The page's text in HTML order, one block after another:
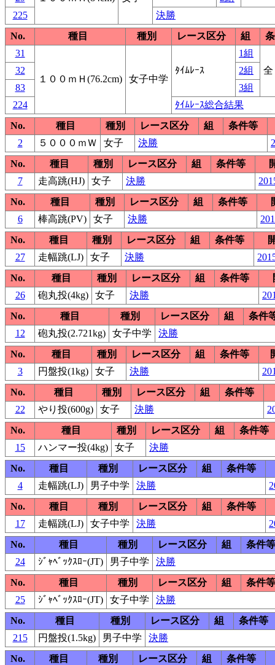
225
決勝
No.
種目 種別 レース区分 組
31
１００ｍＨ(76.2cm) 女子中学
ﾀｲﾑﾚｰｽ
1組
全
32
2組
83
3組
224
ﾀｲﾑﾚｰｽ総合結果
No.
種目 種別 レース区分 組
条件等
2
５０００ｍＷ 女子 決勝
No.
種目 種別 レース区分 組 条件等
7
走高跳(HJ) 女子 決勝
No.
種目 種別 レース区分 組 条件等
6
棒高跳(PV) 女子 決勝
No.
種目 種別 レース区分 組 条件等
27
走幅跳(LJ) 女子 決勝
No.
種目 種別 レース区分 組 条件等
26
砲丸投(4kg) 女子 決勝
No.
種目 種別 レース区分 組
条件
12
砲丸投(2.721kg) 女子中学
決勝
No.
種目 種別 レース区分 組 条件等
3
円盤投(1kg) 女子 決勝
No.
種目 種別 レース区分 組
条件等
22
やり投(600g) 女子 決勝
No.
種目 種別 レース区分 組
条件等
15
ハンマー投(4kg) 女子
決勝
No.
種目 種別 レース区分 組
条件等
4
走幅跳(LJ) 男子中学 決勝
No.
種目 種別 レース区分 組
条件等
17
走幅跳(LJ) 女子中学 決勝
No.
種目 種別 レース区分 組
条件等
24
ｼﾞｬﾍﾞｯｸｽﾛｰ(JT) 男子中学
決勝
No.
種目 種別 レース区分 組
条件等
25
ｼﾞｬﾍﾞｯｸｽﾛｰ(JT) 女子中学
決勝
No.
種目 種別 レース区分 組
条件等
215
円盤投(1.5kg) 男子中学
決勝
No.
種目 種別 レース区分 組
条件等